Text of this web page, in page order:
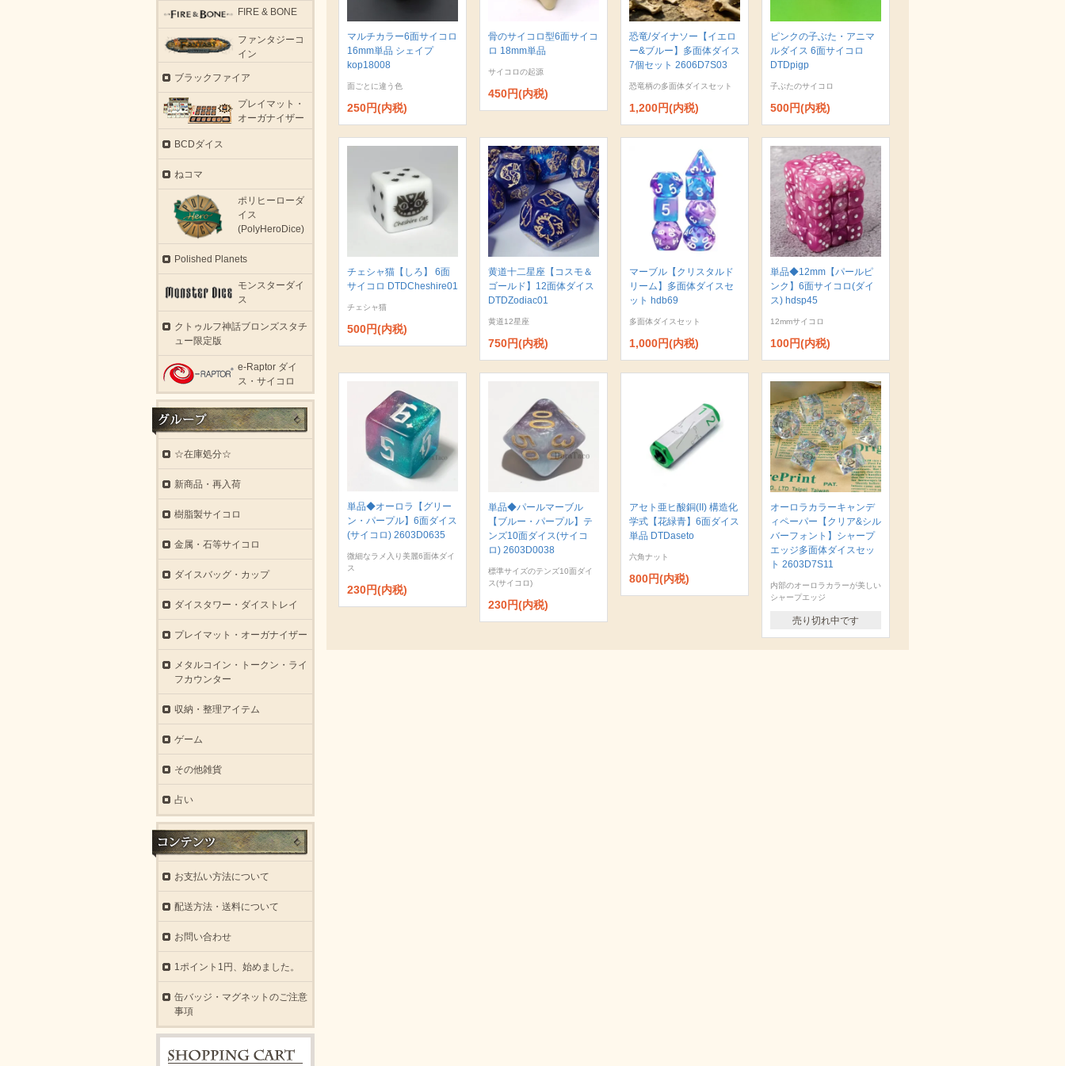
マルチカラー6面サイコロ
16mm単品 シェイプ
kop18008
面ごとに違う色
250円(内税)
骨のサイコロ型6面サイコ
ロ 18mm単品
サイコロの起源
450円(内税)
恐竜/ダイナソー【イエロ
ー&ブルー】多面体ダイス
7個セット 2606D7S03
恐竜柄の多面体ダイスセット
1,200円(内税)
ピンクの子ぶた・アニマ
ルダイス 6面サイコロ
DTDpigp
子ぶたのサイコロ
500円(内税)
チェシャ猫【しろ】 6面
サイコロ DTDCheshire01
チェシャ猫
500円(内税)
黄道十二星座【コスモ＆
ゴールド】12面体ダイス
DTDZodiac01
黄道12星座
750円(内税)
マーブル【クリスタルド
リーム】多面体ダイスセ
ット hdb69
多面体ダイスセット
1,000円(内税)
単品◆12mm【パールピ
ンク】6面サイコロ(ダイ
ス) hdsp45
12mmサイコロ
100円(内税)
単品◆オーロラ【グリー
ン・パープル】6面ダイス
(サイコロ) 2603D0635
微細なラメ入り美麗6面体ダイ
ス
230円(内税)
単品◆パールマーブル
【ブルー・パープル】テ
ンズ10面ダイス(サイコ
ロ) 2603D0038
標準サイズのテンズ10面ダイ
ス(サイコロ)
230円(内税)
アセト亜ヒ酸銅(II) 構造化
学式【花緑青】6面ダイス
単品 DTDaseto
六角ナット
800円(内税)
オーロラカラーキャンデ
ィペーパー【クリア&シル
バーフォント】シャープ
エッジ多面体ダイスセッ
ト 2603D7S11
内部のオーロラカラーが美しい
シャープエッジ
売り切れ中です
FIRE & BONE
ファンタジーコ
イン
ブラックファイア
プレイマット・
オーガナイザー
BCDダイス
ねコマ
ポリヒーローダ
イス
(PolyHeroDice)
Polished Planets
モンスターダイ
ス
クトゥルフ神話ブロンズスタチ
ュー限定版
e-Raptor ダイ
ス・サイコロ
☆在庫処分☆
新商品・再入荷
樹脂製サイコロ
金属・石等サイコロ
ダイスバッグ・カップ
ダイスタワー・ダイストレイ
プレイマット・オーガナイザー
メタルコイン・トークン・ライ
フカウンター
収納・整理アイテム
ゲーム
その他雑貨
占い
お支払い方法について
配送方法・送料について
お問い合わせ
1ポイント1円、始めました。
缶バッジ・マグネットのご注意
事項